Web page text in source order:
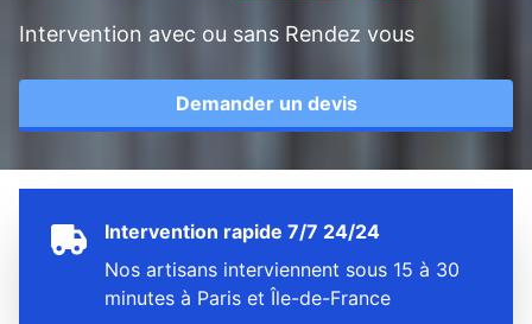
Intervention avec ou sans Rendez vous
Demander un devis
Intervention rapide 7/7 24/24
Nos artisans interviennent sous 15 à 30
minutes à Paris et Île-de-France